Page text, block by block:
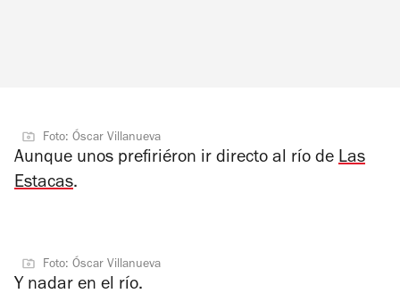
Foto: Óscar Villanueva
Aunque unos prefiriéron ir directo al río de Las
Estacas.
Foto: Óscar Villanueva
Y nadar en el río.